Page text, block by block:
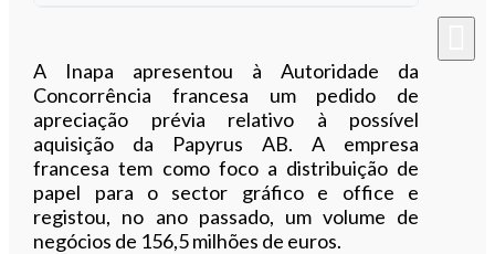
A Inapa apresentou à Autoridade da
Concorrência francesa um pedido de
apreciação prévia relativo à possível
aquisição da Papyrus AB. A empresa
francesa tem como foco a distribuição de
papel para o sector gráfico e office e
registou, no ano passado, um volume de
negócios de 156,5 milhões de euros.